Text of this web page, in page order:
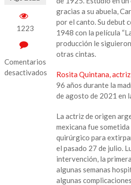
1223
Comentarios
desactivados
gracias a su abuela,
por el canto. Su debut
1948 con la película
producción le
otras cintas.
Rosita Quintana,
96 años durante la
de agosto de 2021 en
La actriz de origen
mexicana fue
quirúrgico para
el pasado 27 de julio.
intervención, la
algunas semanas
algunas